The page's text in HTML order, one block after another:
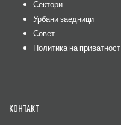
Сектори
Урбани заедници
Совет
Политика на приватност
КОНТАКТ